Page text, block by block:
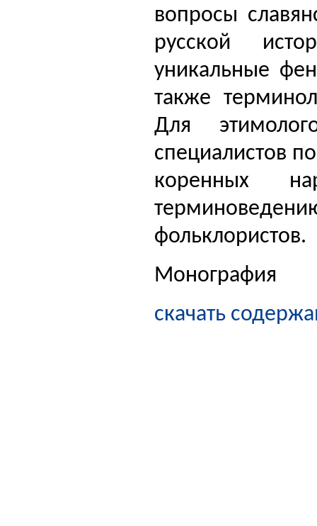
вопросы
русской
уникальные
также
Для
специалистов
коренных
фольклористов.
Монография
скачать